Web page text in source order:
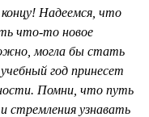
Надеемся, что
что-то новое
могла бы стать
год принесет
Помни, что путь
стремления узнавать